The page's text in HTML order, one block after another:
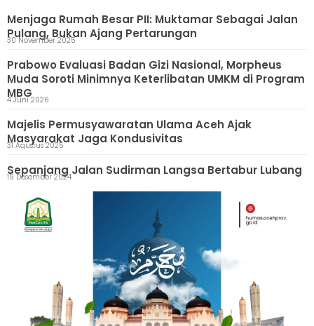
Menjaga Rumah Besar PII: Muktamar Sebagai Jalan
Pulang, Bukan Ajang Pertarungan
30 November 2025
Prabowo Evaluasi Badan Gizi Nasional, Morpheus
Muda Soroti Minimnya Keterlibatan UMKM di Program
MBG4 Juni 2026
Majelis Permusyawaratan Ulama Aceh Ajak
Masyarakat Jaga Kondusivitas
31 Agustus 2025
Sepanjang Jalan Sudirman Langsa Bertabur Lubang
19 Desember 2024